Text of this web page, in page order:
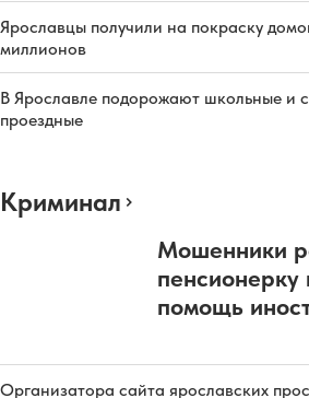
Ярославцы получили на покраску
миллионов
В Ярославле подорожают школьные и
проездные
Криминал
Мошенники
помощь
Организатора сайта ярославских